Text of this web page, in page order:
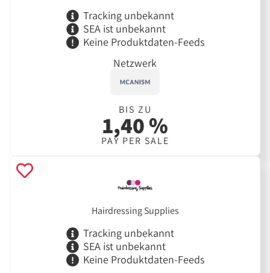
Tracking unbekannt
SEA ist unbekannt
Keine Produktdaten-Feeds
Netzwerk
BIS ZU
1,40 %
PAY PER SALE
Hairdressing Supplies
Tracking unbekannt
SEA ist unbekannt
Keine Produktdaten-Feeds